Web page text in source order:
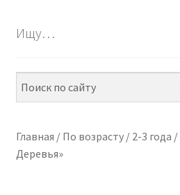
ПО НАВЫКАМ
МЕТОДИКИ
Ищу…
Главная / По возрасту/ 2-3 года /
Деревья»